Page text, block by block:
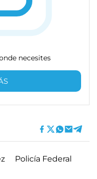
necesites
Policía Federal